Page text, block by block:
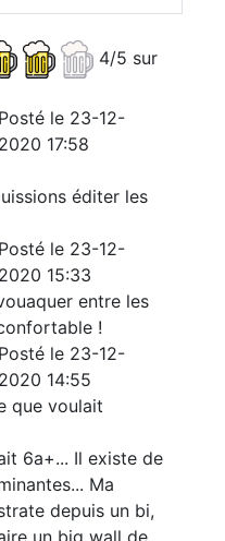
4/5 sur
Posté le 23-12-
2020 17:58
éditer les
Posté le 23-12-
2020 15:33
entre les
!
Posté le 23-12-
2020 14:55
que voulait
6a+... Il existe de
Ma
depuis un bi,
un big wall de